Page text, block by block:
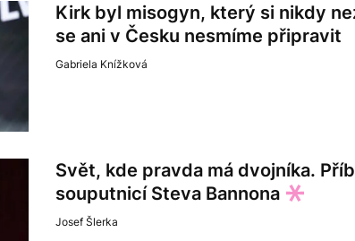
Kirk byl misogyn, který si nikdy
se ani v Česku nesmíme připravit
Gabriela Knížková
Svět, kde pravda má dvojníka.
souputnicí Steva Bannona
Josef Šlerka